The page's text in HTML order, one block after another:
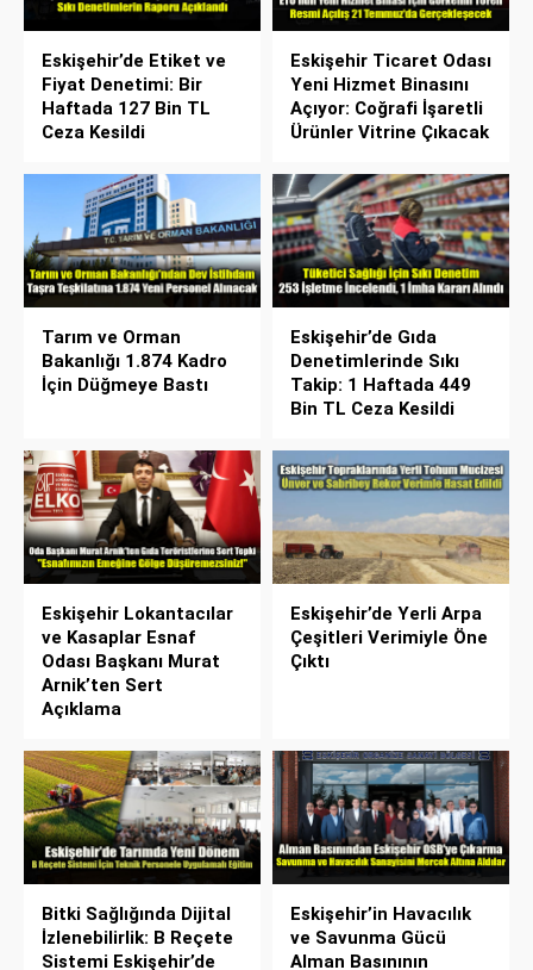
Eskişehir’de Etiket ve
Fiyat Denetimi: Bir
Haftada 127 Bin TL
Ceza Kesildi
Eskişehir Ticaret Odası
Yeni Hizmet Binasını
Açıyor: Coğrafi İşaretli
Ürünler Vitrine Çıkacak
Tarım ve Orman
Bakanlığı 1.874 Kadro
İçin Düğmeye Bastı
Eskişehir’de Gıda
Denetimlerinde Sıkı
Takip: 1 Haftada 449
Bin TL Ceza Kesildi
Eskişehir Lokantacılar
ve Kasaplar Esnaf
Odası Başkanı Murat
Arnik’ten Sert
Açıklama
Eskişehir’de Yerli Arpa
Çeşitleri Verimiyle Öne
Çıktı
Bitki Sağlığında Dijital
İzlenebilirlik: B Reçete
Sistemi Eskişehir’de
Eskişehir’in Havacılık
ve Savunma Gücü
Alman Basınının